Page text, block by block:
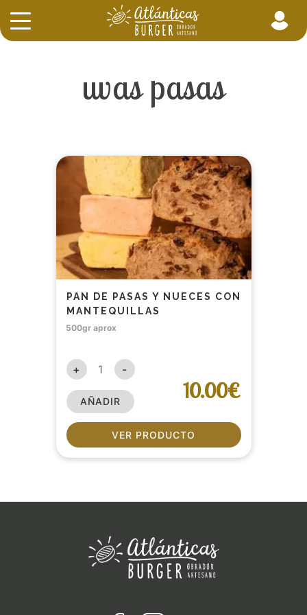
uvas pasas
PAN DE PASAS Y NUECES CON
MANTEQUILLAS
500gr aprox
+ -
AÑADIR 10.00€
VER PRODUCTO